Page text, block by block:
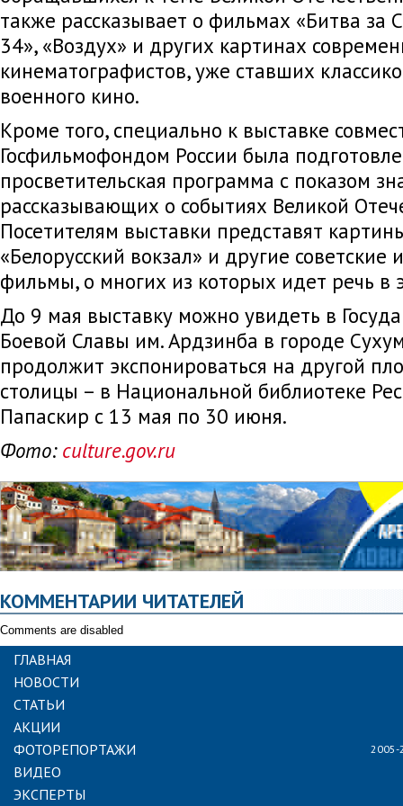
также рассказывает о фильмах «Битва за
34», «Воздух» и других картинах
кинематографистов, уже ставших
военного кино.
Кроме того, специально к выставке
Госфильмофондом России была
просветительская программа с показом
рассказывающих о событиях Великой
Посетителям выставки представят
«Белорусский вокзал» и другие советские
фильмы, о многих из которых идет речь в
До 9 мая выставку можно увидеть в
Боевой Славы им. Ардзинба в городе
продолжит экспонироваться на другой
столицы – в Национальной библиотеке
Папаскир с 13 мая по 30 июня.
Фото: culture.gov.ru
КОММЕНТАРИИ ЧИТАТЕЛЕЙ
Comments are disabled
ГЛАВНАЯ
НОВОСТИ
СТАТЬИ
АКЦИИ
ФОТОРЕПОРТАЖИ
ВИДЕО
ЭКСПЕРТЫ
2005-